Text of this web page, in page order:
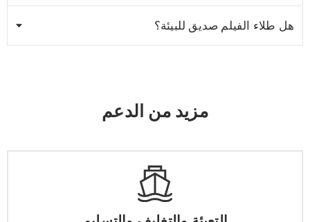
هل طلاء الفيلم صديق للبيئة؟
مزيد من الدعم
التعبئة والتغليف والتسليم